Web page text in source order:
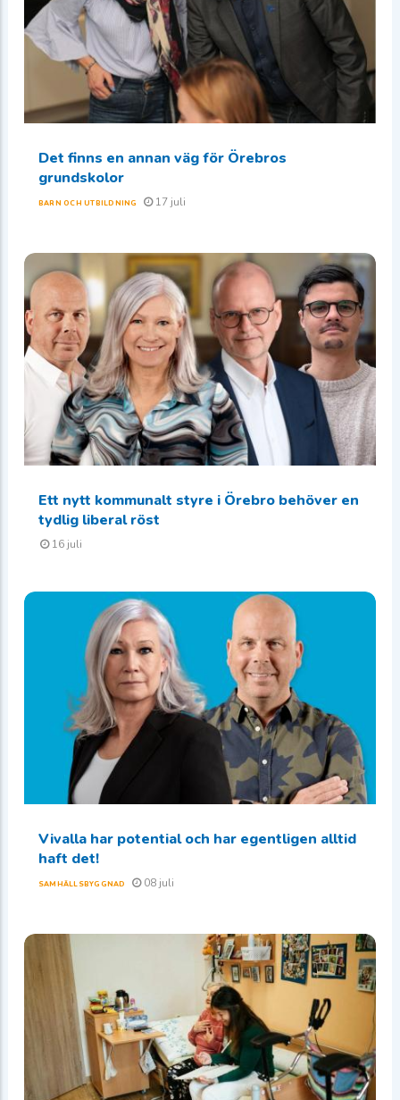
Det finns en annan väg för Örebros
grundskolor
BARN OCH UTBILDNING 17 juli
Ett nytt kommunalt styre i Örebro behöver en
tydlig liberal röst
16 juli
Vivalla har potential och har egentligen alltid
haft det!
SAMHÄLLSBYGGNAD 08 juli